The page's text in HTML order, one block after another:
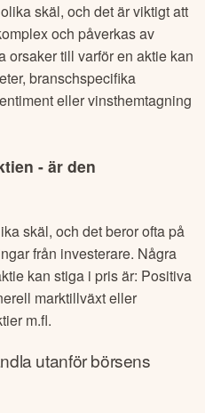
skäl, och det är viktigt att
och påverkas av
orsaker till varför en aktie kan
branschspecifika
eller vinsthemtagning
- är den
skäl, och det beror ofta på
från investerare. Några
kan stiga i pris är: Positiva
marktillväxt eller
m.fl.
utanför börsens